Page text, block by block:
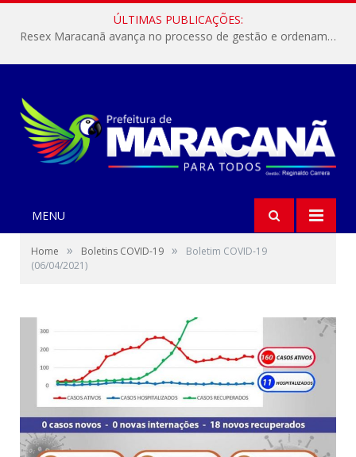
ÚLTIMAS PUBLICAÇÕES:
Resex Maracanã avança no processo de gestão e ordenamento do turismo em nossas áreas protegidas.
MENU
Home » Boletins COVID-19 »
Boletim COVID-19
(06/04/2021)